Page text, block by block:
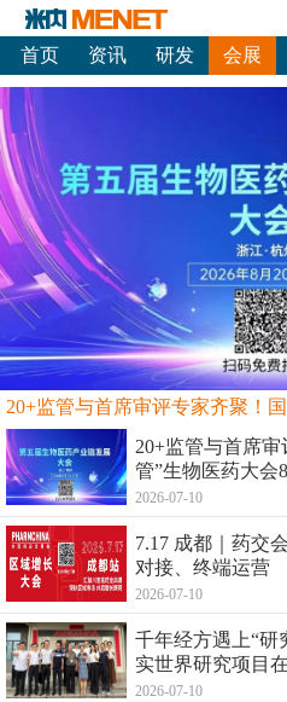
首页 资讯 研发 会展
20+监管与首席
管”生物医药大会
2026-07-10
7.17 成都｜药交
对接、终端运营
2026-07-10
千年经方遇上“
实世界研究项目
2026-07-10